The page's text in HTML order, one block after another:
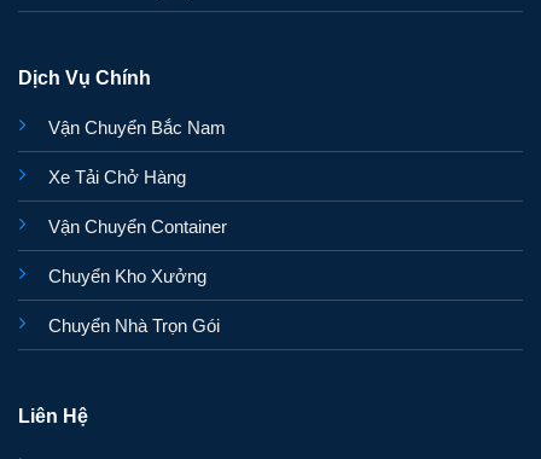
Dịch Vụ Chính
Vận Chuyển Bắc Nam
Xe Tải Chở Hàng
Vận Chuyển Container
Chuyển Kho Xưởng
Chuyển Nhà Trọn Gói
Liên Hệ